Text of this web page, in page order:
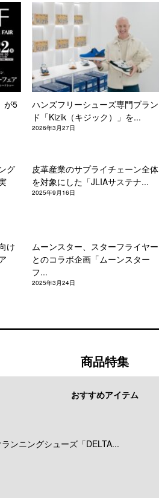
が5
ハンズフリーシューズ専門ブラン
ド「Kizik（キジック）」を...
2026年3月27日
グ
皮革産業のサプライチェーン全体
を対象にした「JLIAサステナ...
2025年9月16日
け
ムーンスター、スターフライヤー
とのコラボ企画「ムーンスター
フ...
2025年3月24日
商品特集
おすすめアイテム
ンニングシューズ「DELTA...